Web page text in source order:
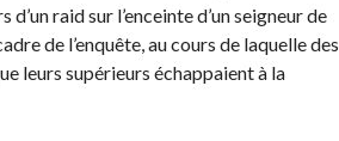
raid sur l’enceinte d’un seigneur de
de l’enquête, au cours de laquelle des
leurs supérieurs échappaient à la